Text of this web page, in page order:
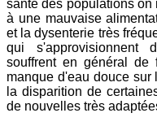
santé des populations
à une mauvaise
et la dysenterie très
qui s'approvisionnent
souffrent en général de
manque d'eau douce sur
la disparition de
de nouvelles très